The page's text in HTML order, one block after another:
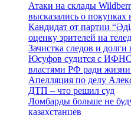
Атаки на склады
высказались о покупках
Кандидат от партии
оценку зрителей на
Зачистка следов и
Юсуфов судится с ИФНС
властями РФ ради жизни
Апелляция по делу
ДТП – что решил суд
Ломбарды больше не
казахстанцев